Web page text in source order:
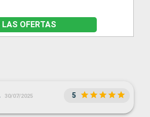
LAS OFERTAS
30/07/2025 5